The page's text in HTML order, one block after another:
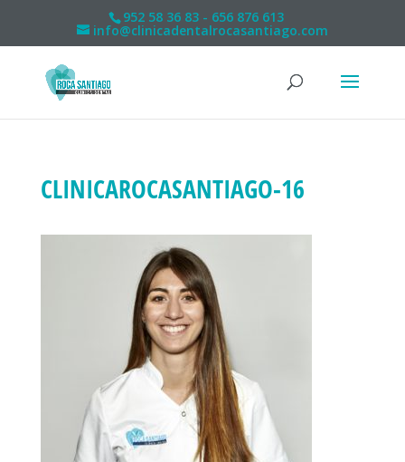
952 58 36 83 - 656 876 613
info@clinicadentalrocasantiago.com
CLINICAROCASANTIAGO-16